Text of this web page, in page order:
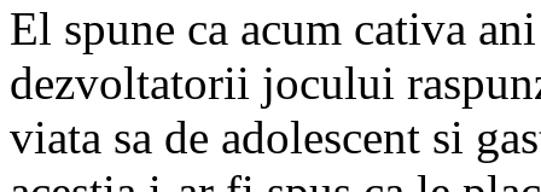
El spune ca acum cativa
dezvoltatorii jocului
viata sa de adolescent si